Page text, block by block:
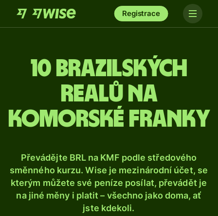
Registrace
10 brazilských
realů na
komorské franky
Převádějte BRL na KMF podle středového
směnného kurzu. Wise je mezinárodní účet, se
kterým můžete své peníze posílat, převádět je
na jiné měny i platit – všechno jako doma, ať
jste kdekoli.